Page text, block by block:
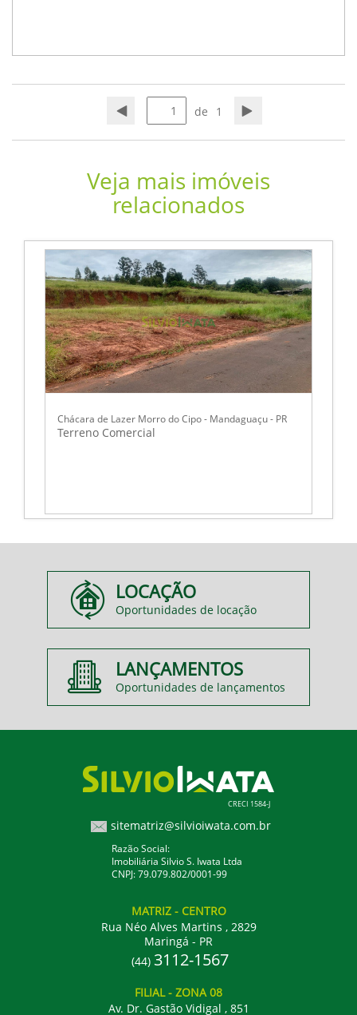
de 1
Veja mais imóveis
relacionados
Chácara de Lazer Morro do Cipo - Mandaguaçu - PR
Terreno Comercial
LOCAÇÃO
Oportunidades de locação
LANÇAMENTOS
Oportunidades de lançamentos
CRECI 1584-J
sitematriz@silvioiwata.com.br
Razão Social:
Imobiliária Silvio S. Iwata Ltda
CNPJ: 79.079.802/0001-99
MATRIZ - CENTRO
Rua Néo Alves Martins , 2829
Maringá - PR
(44) 3112-1567
FILIAL- ZONA 08
Av. Dr. Gastão Vidigal , 851